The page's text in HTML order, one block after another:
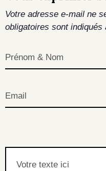
Votre adresse e-mail ne
obligatoires sont indiqués